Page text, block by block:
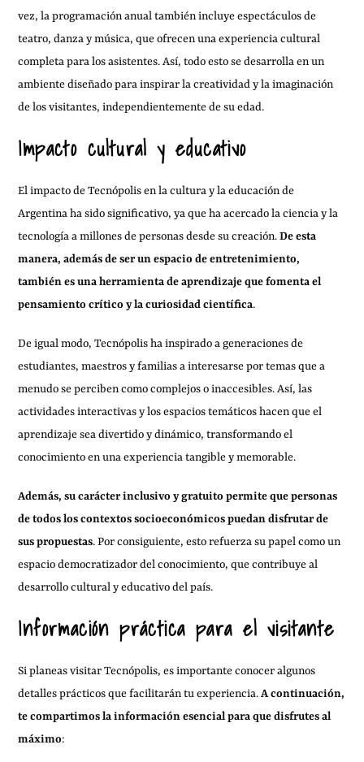
vez, la programación anual también incluye espectáculos de
teatro, danza y música, que ofrecen una experiencia cultural
completa para los asistentes. Así, todo esto se desarrolla en un
ambiente diseñado para inspirar la creatividad y la imaginación
de los visitantes, independientemente de su edad.
Impacto cultural y educativo
El impacto de Tecnópolis en la cultura y la educación de
Argentina ha sido significativo, ya que ha acercado la ciencia y la
tecnología a millones de personas desde su creación.De esta
manera, además de ser un espacio de entretenimiento,
también es una herramienta de aprendizaje que fomenta el
pensamiento crítico y la curiosidad científica.
De igual modo, Tecnópolis ha inspirado a generaciones de
estudiantes, maestros y familias a interesarse por temas que a
menudo se perciben como complejos o inaccesibles. Así, las
actividades interactivas y los espacios temáticos hacen que el
aprendizaje sea divertido y dinámico, transformando el
conocimiento en una experiencia tangible y memorable.
Además, su carácter inclusivo y gratuito permite que personas
de todos los contextos socioeconómicos puedan disfrutar de
sus propuestas. Por consiguiente, esto refuerza su papel como un
espacio democratizador del conocimiento, que contribuye al
desarrollo cultural y educativo del país.
Información práctica para el visitante
Si planeas visitar Tecnópolis, es importante conocer algunos
detalles prácticos que facilitarán tu experiencia.A continuación,
te compartimos la información esencial para que disfrutes al
máximo: